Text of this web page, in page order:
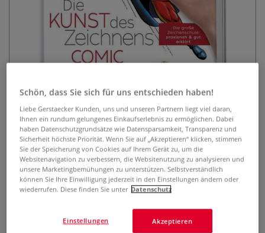
Die Kunst des Zeichnens - Comic
Manga Fantasy
0 Bewertungen
Schön, dass Sie sich für uns entschieden haben!
Liebe Gerstaecker Kunden, uns und unseren Partnern liegt viel daran,
Ihnen ein rundum gelungenes Einkaufserlebnis zu ermöglichen. Dabei
haben Datenschutzgrundsätze wie Datensparsamkeit, Transparenz und
Sicherheit höchste Priorität. Wenn Sie auf „Akzeptieren“ klicken, stimmen
Sie der Speicherung von Cookies auf Ihrem Gerät zu, um die
Websitenavigation zu verbessern, die Websitenutzung zu analysieren und
unsere Marketingbemühungen zu unterstützen. Selbstverständlich
können Sie Ihre Einwilligung jederzeit in den Einstellungen ändern oder
wiederrufen. Diese finden Sie unter Datenschutz
Akzeptieren
Einstellungen